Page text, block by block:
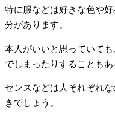
特に服などは好きな色や
分があります。
本人がいいと思っていて
でしまったりすることも
センスなどは人それぞれ
きでしょう。